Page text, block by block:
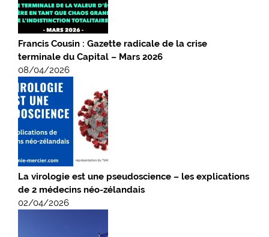
Francis Cousin : Gazette radicale de la crise
terminale du Capital – Mars 2026
08/04/2026
La virologie est une pseudoscience – les explications
de 2 médecins néo-zélandais
02/04/2026